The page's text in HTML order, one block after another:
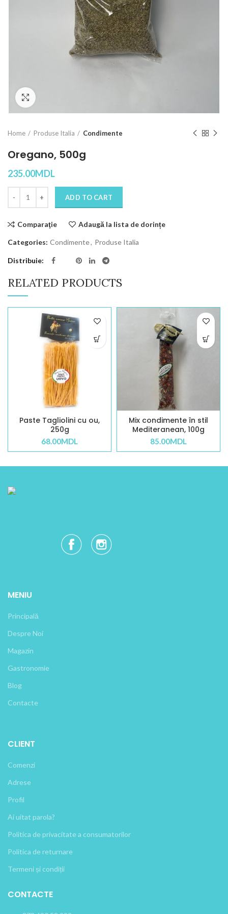
Home Produse Italia Condimente
Oregano, 500g
235.00MDL
ADD TO CART
Comparaţie Adaugă la lista de dorințe
Categories: Condimente, Produse Italia
Distribuie
RELATED PRODUCTS
Paste Tagliolini cu ou,
250g
68.00MDL
Mix condimente în stil
Mediteranean, 100g
85.00MDL
MENIU
Principală
Despre Noi
Magazin
Gastronomie
Blog
Contacte
CLIENT
Comenzi
Adrese
Profil
Ai uitat parola?
Politica de privacitate a consumatorilor
Politica de returnare
Termeni și condiții
CONTACTE